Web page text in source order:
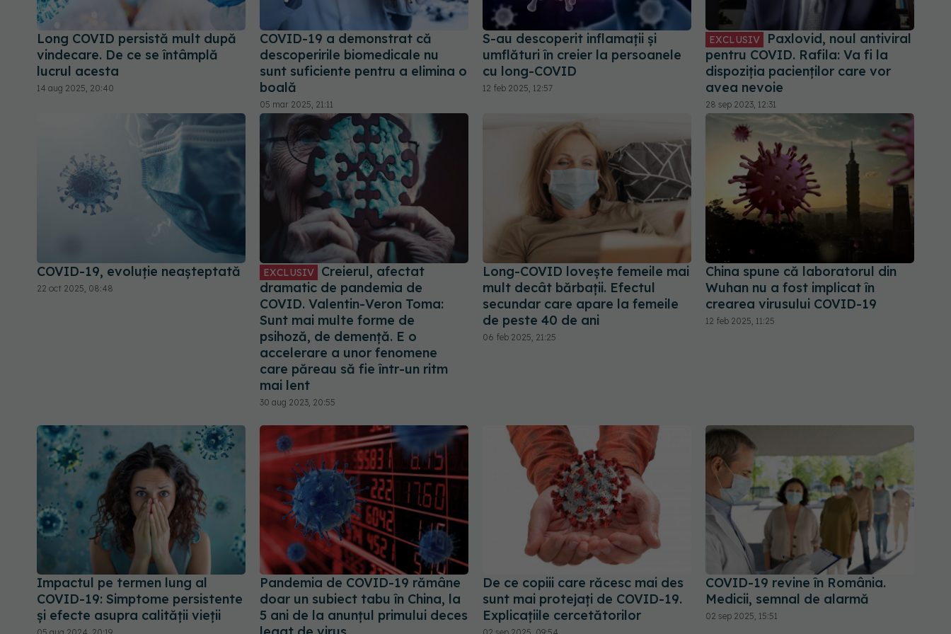
Long COVID persistă mult după
vindecare. De ce se întâmplă
lucrul acesta
14 aug 2025, 20:40
COVID-19 a demonstrat că
descoperirile biomedicale nu
sunt suficiente pentru a elimina o
boală
05 mar 2025, 21:11
S-au descoperit inflamaţii și
umflături în creier la persoanele
cu long-COVID
12 feb 2025, 12:57
EXCLUSIV
Paxlovid, noul antiviral
pentru COVID. Rafila: Va fi la
dispoziția pacienților care vor
avea nevoie
28 sep 2023, 12:31
COVID-19, evoluție neașteptată
22 oct 2025, 08:48
EXCLUSIV
Creierul, afectat
dramatic de pandemia de
COVID. Valentin-Veron Toma:
Sunt mai multe forme de
psihoză, de demență. E o
accelerare a unor fenomene
care păreau să fie într-un ritm
mai lent
30 aug 2023, 20:55
Long-COVID lovește femeile mai
mult decât bărbații. Efectul
secundar care apare la femeile
de peste 40 de ani
06 feb 2025, 21:25
China spune că laboratorul din
Wuhan nu a fost implicat în
crearea virusului COVID-19
12 feb 2025, 11:25
Impactul pe termen lung al
COVID-19: Simptome persistente
și efecte asupra calității vieții
Pandemia de COVID-19 rămâne
doar un subiect tabu în China, la
5 ani de la anunțul primului deces
De ce copiii care răcesc mai des
sunt mai protejați de COVID-19.
Explicațiile cercetătorilor
COVID-19 revine în România.
Medicii, semnal de alarmă
02 sep 2025, 15:51